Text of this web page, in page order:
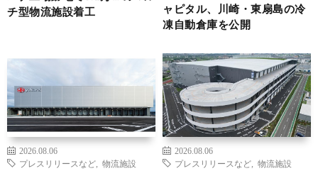
チ型物流施設着工
ャピタル、川崎・東扇島の冷
凍自動倉庫を公開
2026.08.06
プレスリリースなど
物流施設
2026.08.06
プレスリリースなど
物流施設